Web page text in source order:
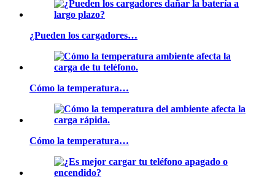
¿Pueden los cargadores…
Cómo la temperatura…
Cómo la temperatura…